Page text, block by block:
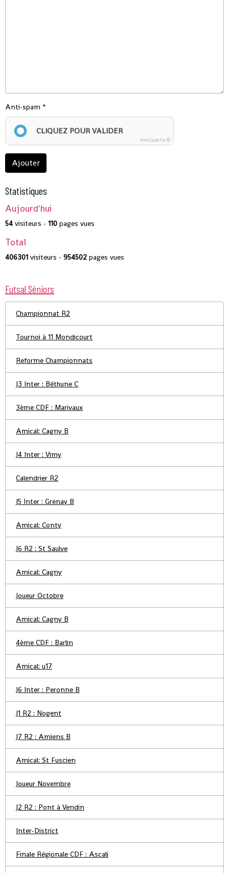
Anti-spam
CLIQUEZ POUR VALIDER
IconCaptcha ©
Ajouter
Statistiques
Aujourd'hui
54 visiteurs - 110 pages vues
Total
406301 visiteurs - 954502 pages vues
Futsal Séniors
Championnat R2
Tournoi à 11 Mondicourt
Reforme Championnats
J3 Inter : Béthune C
3ème CDF : Marivaux
Amical: Cagny B
J4 Inter : Vimy
Calendrier R2
J5 Inter : Grenay B
Amical: Conty
J6 R2 : St Saulve
Amical: Cagny
Joueur Octobre
Amical: Cagny B
4ème CDF : Barlin
Amical: u17
J6 Inter : Peronne B
J1 R2 : Nogent
J7 R2 : Amiens B
Amical: St Fuscien
Joueur Novembre
J2 R2 : Pont à Vendin
Inter-District
Finale Régionale CDF : Ascali